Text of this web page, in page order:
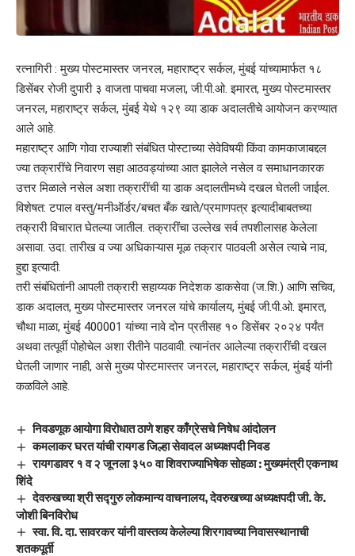
रत्नागिरी : मुख्य पोस्टमास्तर जनरल, महाराष्ट्र सर्कल, मुंबई यांच्यामार्फत १८
डिसेंबर रोजी दुपारी ३ वाजता पाचवा मजला, जी.पी.ओ. इमारत, मुख्य पोस्टमास्तर
जनरल, महाराष्ट्र सर्कल, मुंबई येथे १२९ व्या डाक अदालतीचे आयोजन करण्यात
आले आहे.
महाराष्ट्र आणि गोवा राज्याशी संबंधित पोस्टाच्या सेवेविषयी किंवा कामकाजाबद्दल
ज्या तक्रारींचे निवारण सहा आठवड्यांच्या आत झालेले नसेल व समाधानकारक
उत्तर मिळाले नसेल अशा तक्रारींची या डाक अदालतीमध्ये दखल घेतली जाईल.
विशेषत: टपाल वस्तु/मनीऑर्डर/बचत बँक खाते/प्रमाणपत्र इत्यादीबाबतच्या
तक्रारी विचारात घेतल्या जातील. तक्रारींचा उल्लेख सर्व तपशीलासह केलेला
असावा. उदा. तारीख व ज्या अधिकाऱ्यास मूळ तक्रार पाठवली असेल त्याचे नाव,
हुद्दा इत्यादी.
तरी संबंधितांनी आपली तक्रारी सहाय्यक निदेशक डाकसेवा (ज.शि.) आणि सचिव,
डाक अदालत, मुख्य पोस्टमास्तर जनरल यांचे कार्यालय, मुंबई जी.पी.ओ. इमारत,
चौथा माळा, मुंबई 400001 यांच्या नावे दोन प्रतीसह १० डिसेंबर २०२४ पर्यंत
अथवा तत्पूर्वी पोहोचेल अशा रीतीने पाठवावी. त्यानंतर आलेल्या तक्रारींची दखल
घेतली जाणार नाही, असे मुख्य पोस्टमास्तर जनरल, महाराष्ट्र सर्कल, मुंबई यांनी
कळविले आहे.
निवडणूक आयोगा विरोधात ठाणे शहर काँग्रेसचे निषेध आंदोलन
कमलाकर घरत यांची रायगड जिल्हा सेवादल अध्यक्षपदी निवड
रायगडावर १ व २ जूनला ३५० वा शिवराज्याभिषेक सोहळा : मुख्यमंत्री एकनाथ
शिंदे
देवरुखच्या श्री सद्गुरु लोकमान्य वाचनालय, देवरुखच्या अध्यक्षपदी जी. के.
जोशी बिनविरोध
स्वा. वि. दा. सावरकर यांनी वास्तव्य केलेल्या शिरगावच्या निवासस्थानाची
शतकपूर्ती